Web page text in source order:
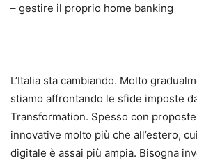
– gestire il proprio home banking
L’Italia sta cambiando. Molto
stiamo affrontando le sfide imposte
Transformation. Spesso con
innovative molto più che all’estero,
digitale è assai più ampia. Bisogna